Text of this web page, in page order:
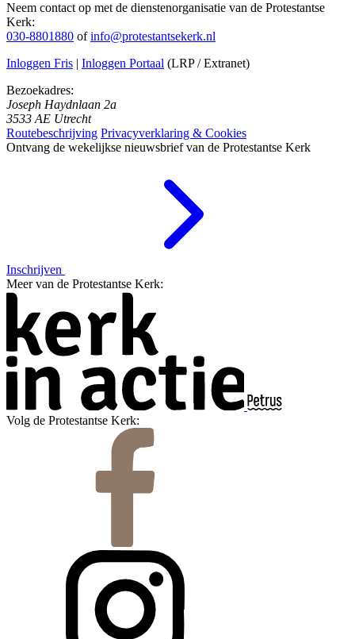
Neem contact op met de dienstenorganisatie van de Protestantse
Kerk:
030-8801880 ofinfo@protestantsekerk.nl
Inloggen Fris | Inloggen Portaal (LRP / Extranet)
Bezoekadres:
Joseph Haydnlaan 2a
3533 AE Utrecht
Routebeschrijving Privacyverklaring & Cookies
Ontvang de wekelijkse nieuwsbrief van de Protestantse Kerk
Inschrijven
Meer van de Protestantse Kerk:
Volg de Protestantse Kerk: